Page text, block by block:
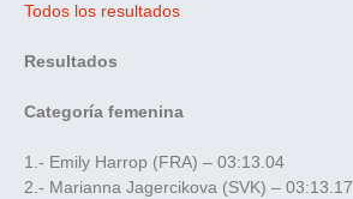
Todos los resultados
Resultados
Categoría femenina
1.- Emily Harrop (FRA) – 03:13.04
2.- Marianna Jagercikova (SVK) – 03:13.17